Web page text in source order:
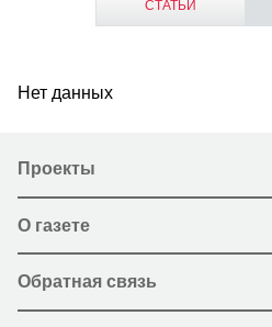
СТАТЬИ
Нет данных
Проекты
О газете
Обратная связь